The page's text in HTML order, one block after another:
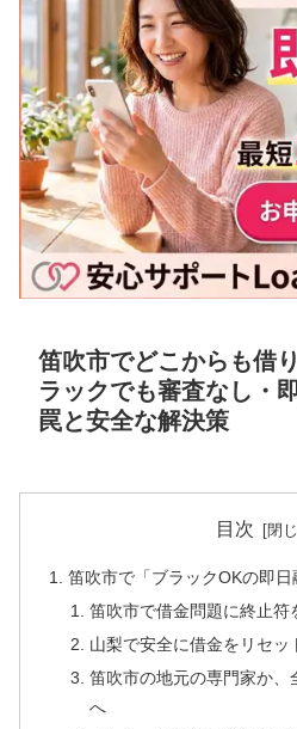
笛吹市でどこからも借
ラックでも審査なし・
罠と安全な解決策
目次
笛吹市で「ブラックOKの即
笛吹市で借金問題に終止符
山梨で安全に借金をリセ
笛吹市の地元の専門家か、
へ